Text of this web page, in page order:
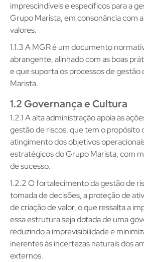
imprescindíveis e específicos para a
Grupo Marista, em consonância com
valores.
1.1.3 A MGR é um documento
abrangente, alinhado com as boas
e que suporta os processos de gestão
Marista.
1.2 Governança e Cultura
1.2.1 A alta administração apoia as
gestão de riscos, que tem o propósito
atingimento dos objetivos
estratégicos do Grupo Marista, com
de sucesso.
1.2.2 O fortalecimento da gestão de
tomada de decisões, a proteção de
de criação de valor, o que ressalta a
essa estrutura seja dotada de uma
reduzindo a imprevisibilidade e
inerentes às incertezas naturais dos
externos.